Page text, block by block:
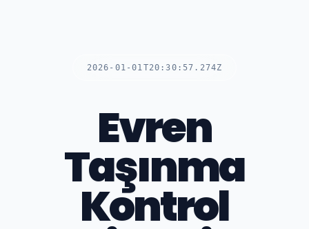
2026-01-01T20:30:57.274Z
Evren
Taşınma
Kontrol